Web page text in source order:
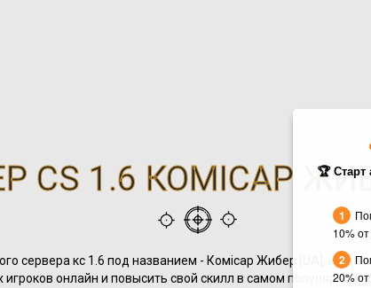
CS 1.6 КОМІСАР
сервера кс 1.6 под названием - Комісар Жибер [UA], на
онлайн и повысить свой скилл в самом популярной
🏆 Старт
10%
20%